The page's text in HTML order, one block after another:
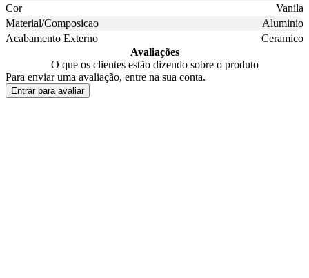
Cor
Vanila
Material/Composicao
Aluminio
Acabamento Externo
Ceramico
Avaliações
O que os clientes estão dizendo sobre o produto
Para enviar uma avaliação, entre na sua conta.
Entrar para avaliar